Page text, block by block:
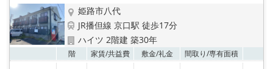
会社概要
メールでお問い合わせ
姫路市八代
JR播但線 京口駅 徒歩17分
ハイツ 2階建 築30年
階 家賃/共益費 敷金/礼金 間取り/専有面積